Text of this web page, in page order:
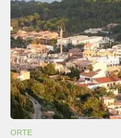
ORTE